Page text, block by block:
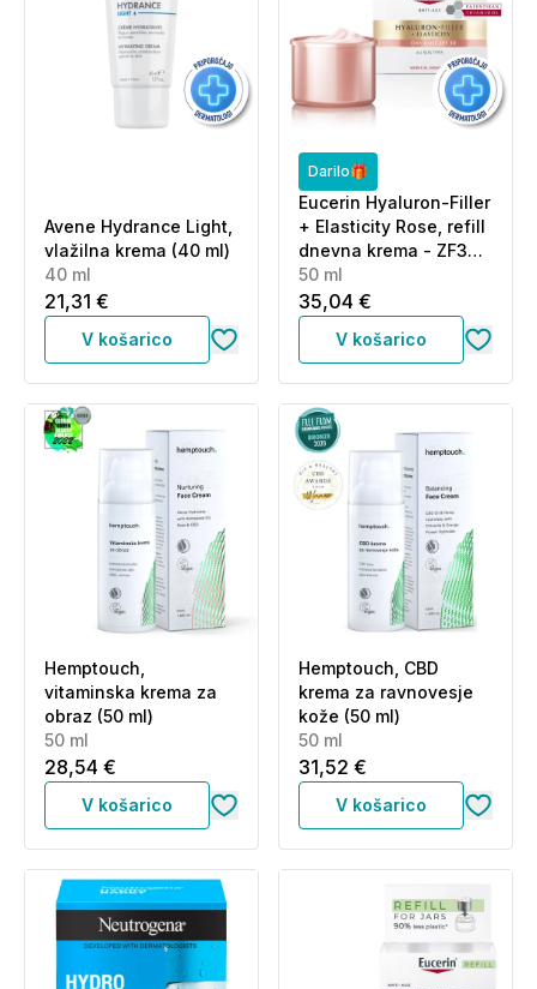
Avene Hydrance Light,
vlažilna krema (40 ml)
40 ml
21,31 €
V košarico
Darilo🎁
Eucerin Hyaluron-Filler
+ Elasticity Rose, refill
dnevna krema - ZF30
(50 ml)
50 ml
35,04 €
V košarico
Hemptouch,
vitaminska krema za
obraz (50 ml)
50 ml
28,54 €
V košarico
Hemptouch, CBD
krema za ravnovesje
kože (50 ml)
50 ml
31,52 €
V košarico